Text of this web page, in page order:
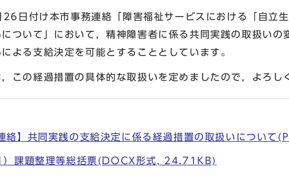
日付け本市事務連絡「障害福祉サービスにおける「自立
ついて」において，精神障害者に係る共同実践の取扱い
よる支給決定を可能とすることとしています。
この経過措置の具体的な取扱いを定めましたので，よろし
絡】共同実践の支給決定に係る経過措置の取扱いについ
1）課題整理等総括票(DOCX形式, 24.71KB)